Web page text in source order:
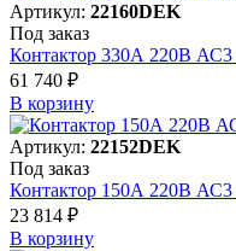
Артикул: 22160DEK
Под заказ
Контактор 330А 220В
61 740 ₽
В корзинy
Артикул: 22152DEK
Под заказ
Контактор 150А 220В
23 814 ₽
В корзинy